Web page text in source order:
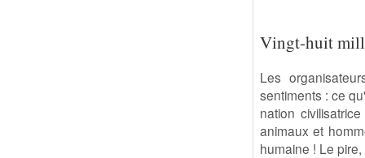
Vingt-huit
Les
sentiments : ce
nation
animaux et
humaine ! Le